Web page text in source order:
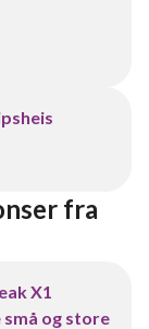
fra
X1
og store